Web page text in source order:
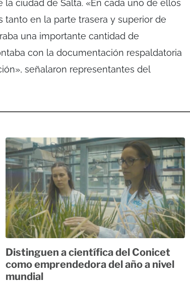
ciudad de Salta. «En cada uno de ellos
en la parte trasera y superior de
una importante cantidad de
con la documentación respaldatoria
señalaron representantes del
Distinguen a científica del Conicet
como emprendedora del año a nivel
mundial